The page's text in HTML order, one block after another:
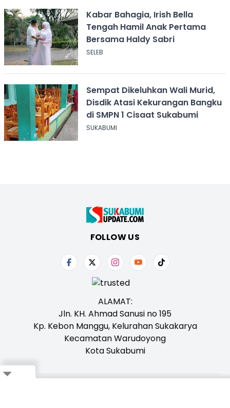
Kabar Bahagia, Irish Bella
Tengah Hamil Anak Pertama
Bersama Haldy Sabri
SELEB
Sempat Dikeluhkan Wali Murid,
Disdik Atasi Kekurangan Bangku
di SMPN 1 Cisaat Sukabumi
SUKABUMI
FOLLOW US
ALAMAT:
Jln. KH. Ahmad Sanusi no 195
Kp. Kebon Manggu, Kelurahan Sukakarya
Kecamatan Warudoyong
Kota Sukabumi